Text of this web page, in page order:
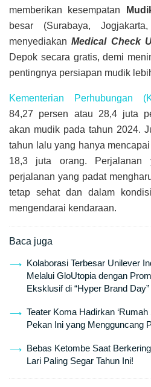
memberikan kesempatan
besar (Surabaya,
menyediakanMedical Check
Depok secara gratis, demi
pentingnya persiapan mudik
Kementerian Perhubungan
84,27 persen atau 28,4 juta
akan mudik pada tahun 2024.
tahun lalu yang hanya
18,3 juta orang.
perjalanan yang padat
tetap sehat dan dalam
mengendarai kendaraan.
Baca juga
Kolaborasi Terbesar Unilever
Melalui GloUtopia dengan
Eksklusif di “Hyper Brand Day”
Teater Koma Hadirkan ‘Rumah
Pekan Ini yang Mengguncang
Bebas Ketombe Saat
Lari Paling Segar Tahun Ini!